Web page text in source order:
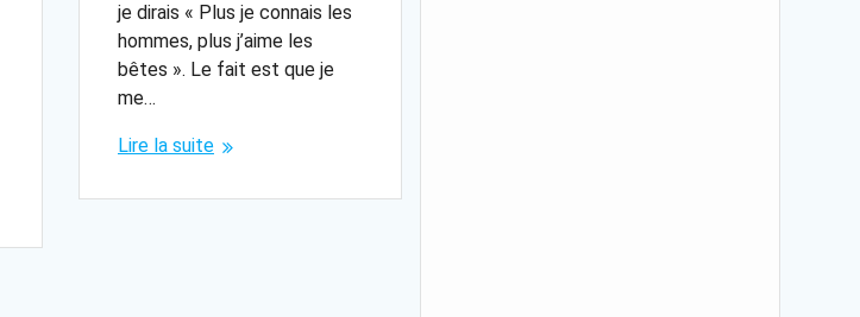
je dirais « Plus je connais les
hommes, plus j’aime les
bêtes ». Le fait est que je
me…
Lire la suite